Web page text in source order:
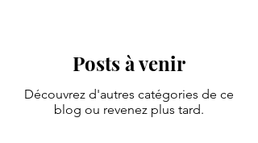
Posts à venir
Découvrez d'autres catégories de ce
blog ou revenez plus tard.